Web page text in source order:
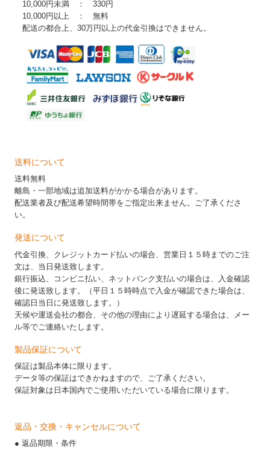
10,000円未満 ： 330円
10,000円以上 ： 無料
配送の都合上、30万円以上の代金引換はできません。
送料について
送料無料
離島・一部地域は追加送料がかかる場合があります。
配送業者及び配送希望時間帯をご指定出来ません。ご了承くださ
い。
発送について
代金引換、クレジットカード払いの場合、営業日１５時までのご注
文は、当日発送致します。
銀行振込、コンビニ払い、ネットバンク支払いの場合は、入金確認
後に発送致します。（平日１５時時点で入金が確認できた場合は、
確認日当日に発送致します。）
天候や運送会社の都合、その他の理由により遅延する場合は、メー
ル等でご連絡いたします。
製品保証について
保証は製品本体に限ります。
データ等の保証はできかねますので、ご了承ください。
保証対象は日本国内でご使用いただいている場合に限ります。
返品・交換・キャンセルについて
● 返品期限・条件